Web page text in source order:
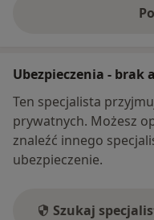
Ubezpieczenia - brak
Ten specjalista
prywatnych. Możesz
znaleźć innego
ubezpieczenie.
Szukaj